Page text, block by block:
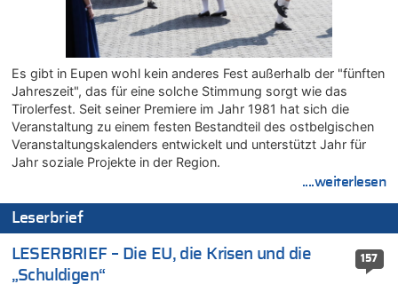
Wasserstand des Rheins in NRW so niedrig wie noch nie
07.08.2026 - 10:29 von Soso zu
Aachen ab 11. August wieder Mekka des Pferdesports –
Belgien setzt bei Reit-WM auf starke Springreiter
07.08.2026 - 10:23 von Opa zu
In Belgien missachten zwei von drei Autofahrern das
Tempolimit in 30er-Zonen – Untersuchung von Vias
07.08.2026 - 10:05 von Ostbelgien Direkt zu
Soll Belgien Tempolimit auf Autobahnen erhöhen? – In
07.08.2026 - 10:05 von N. A. Klar zu
In Belgien missachten zwei von drei Autofahrern das
Tempolimit in 30er-Zonen – Untersuchung von Vias
07.08.2026 - 09:31 von Ermitler zu
Es gibt in Eupen wohl kein anderes Fest außerhalb der "fünften
Jahreszeit", das für eine solche Stimmung sorgt wie das
Tirolerfest. Seit seiner Premiere im Jahr 1981 hat sich die
Veranstaltung zu einem festen Bestandteil des ostbelgischen
Veranstaltungskalenders entwickelt und unterstützt Jahr für
Jahr soziale Projekte in der Region.
....weiterlesen
Leserbrief
157
LESERBRIEF – Die EU, die Krisen und die
„Schuldigen“